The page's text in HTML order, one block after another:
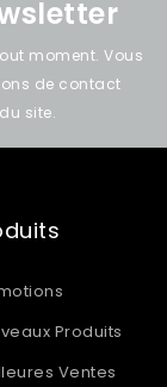
moment. Vous
de contact
site.
Produits
Ventes